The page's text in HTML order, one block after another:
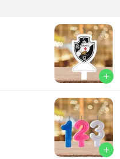
add
add